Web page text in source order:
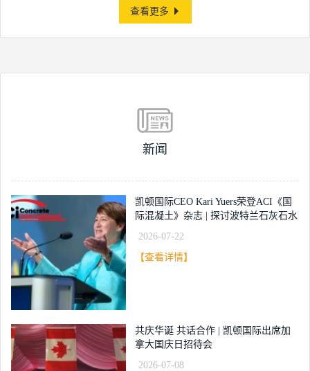
查看更多
新闻
凯顿国际CEO Kari Yuers荣登ACI《国
际混凝土》杂志 | 探讨波特兰石灰石水
2026-07-22
【查看详情】
共庆华诞 共话合作 | 凯顿国际出席加
拿大国庆日招待会
2026-07-08